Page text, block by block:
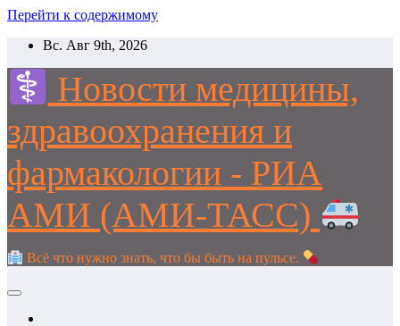
Перейти к содержимому
Вс. Авг 9th, 2026
Новости медицины,
здравоохранения и
фармакологии - РИА
АМИ (АМИ-ТАСС)
Всё что нужно знать, что бы быть на пульсе.